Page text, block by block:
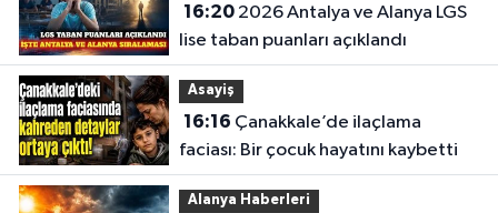
16:202026 Antalya ve Alanya LGS
lise taban puanları açıklandı
Asayiş
16:16
faciası: Bir çocuk hayatını kaybetti
Alanya Haberleri